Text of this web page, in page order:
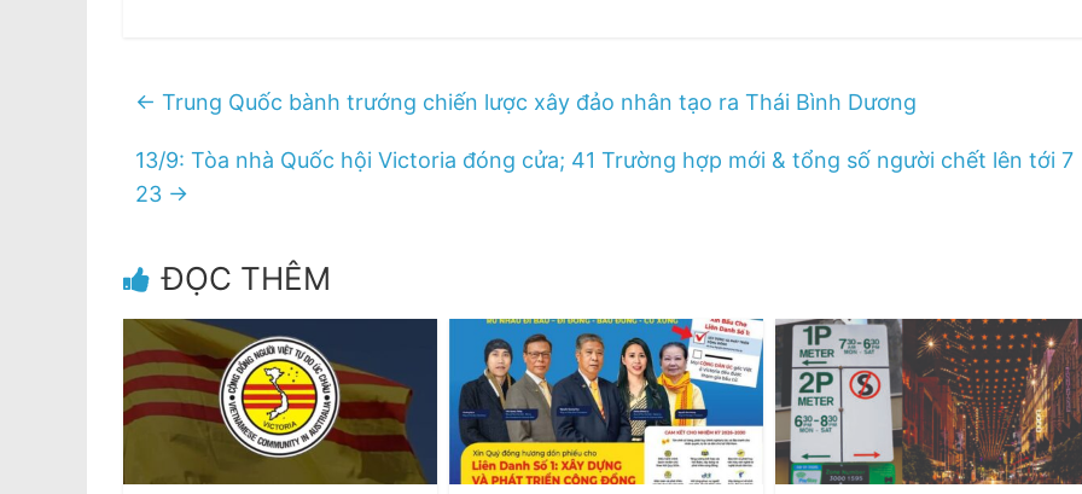
← Trung Quốc bành trướng chiến lược xây đảo nhân tạo ra Thái Bình Dương
13/9: Tòa nhà Quốc hội Victoria đóng cửa; 41 Trường hợp mới & tổng số người chết lên tới 7
23 →
ĐỌC THÊM